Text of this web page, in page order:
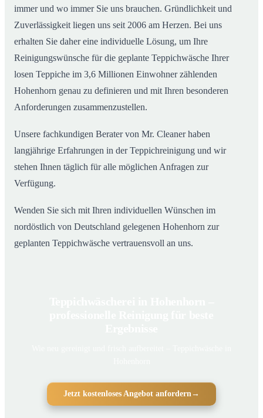
immer und wo immer Sie uns brauchen. Gründlichkeit und
Zuverlässigkeit liegen uns seit 2006 am Herzen. Bei uns
erhalten Sie daher eine individuelle Lösung, um Ihre
Reinigungswünsche für die geplante Teppichwäsche Ihrer
losen Teppiche im 3,6 Millionen Einwohner zählenden
Hohenhorn genau zu definieren und mit Ihren besonderen
Anforderungen zusammenzustellen.
Unsere fachkundigen Berater von Mr. Cleaner haben
langjährige Erfahrungen in der Teppichreinigung und wir
stehen Ihnen täglich für alle möglichen Anfragen zur
Verfügung.
Wenden Sie sich mit Ihren individuellen Wünschen im
nordöstlich von Deutschland gelegenen Hohenhorn zur
geplanten Teppichwäsche vertrauensvoll an uns.
Jetzt kostenloses Angebot anfordern →